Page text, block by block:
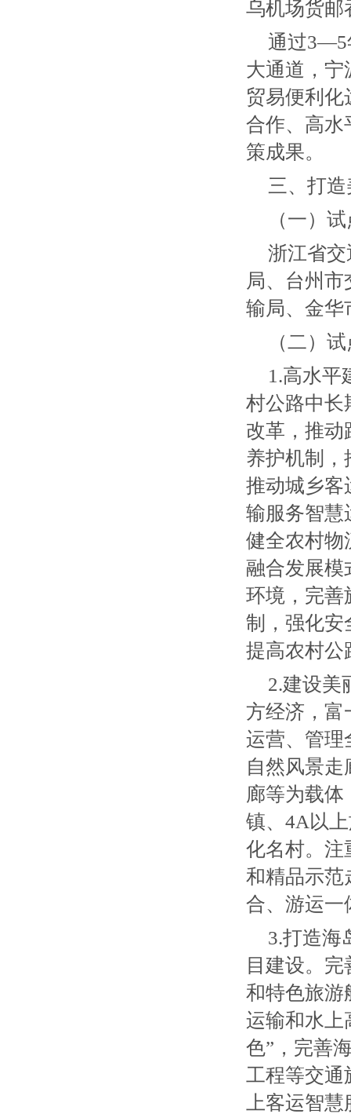
乌机场货邮
通过3—5
大通道，宁
贸易便利
合作、高水
策成果。
三、打
（一）
浙江省
局、台州
输局、金华
（二）
1.高水平
村公路中长
改革，推动
养护机制，
推动城乡客
输服务智慧
健全农村物
融合发展模
环境，完善
制，强化安
提高农村公
2.建设美
方经济，富
运营、管理
自然风景
廊等为载
镇、4A以
化名村。注
和精品示范
合、游运一
3.打造海
目建设。
和特色旅游
运输和水上
色”，完善
工程等交通
上客运智